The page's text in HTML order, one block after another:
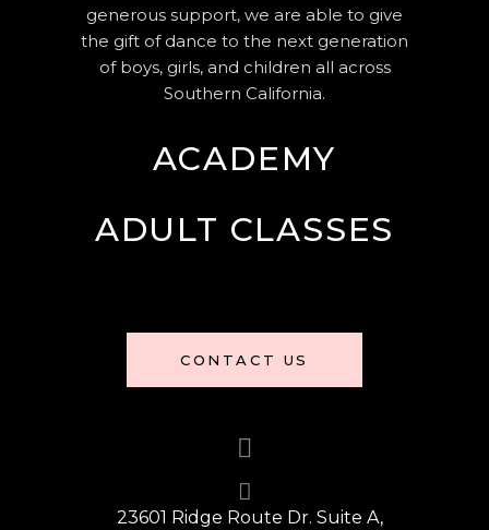
generous support, we are able to give
the gift of dance to the next generation
of boys, girls, and children all across
Southern California.
ACADEMY
ADULT CLASSES
CONTACT US
23601 Ridge Route Dr. Suite A,